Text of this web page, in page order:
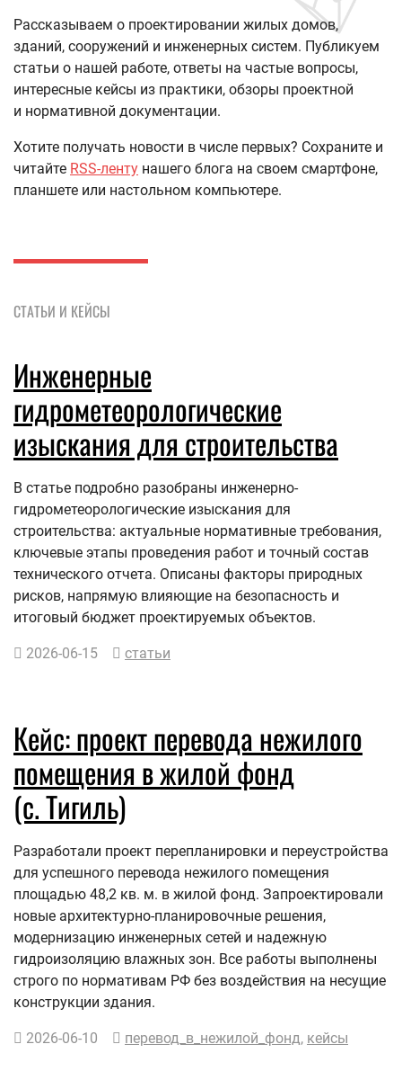
Рассказываем о проектировании жилых домов,
зданий, сооружений и инженерных систем. Публикуем
статьи о нашей работе, ответы на частые вопросы,
интересные кейсы из практики, обзоры проектной
и нормативной документации.
Хотите получать новости в числе первых? Сохраните и
читайте RSS-ленту нашего блога на своем смартфоне,
планшете или настольном компьютере.
СТАТЬИ И КЕЙСЫ
Инженерные
гидрометеорологические
изыскания для строительства
В статье подробно разобраны инженерно-
гидрометеорологические изыскания для
строительства: актуальные нормативные требования,
ключевые этапы проведения работ и точный состав
технического отчета. Описаны факторы природных
рисков, напрямую влияющие на безопасность и
итоговый бюджет проектируемых объектов.
2026-06-15 статьи
Кейс: проект перевода нежилого
помещения в жилой фонд
(с. Тигиль)
Разработали проект перепланировки и переустройства
для успешного перевода нежилого помещения
площадью 48,2 кв. м. в жилой фонд. Запроектировали
новые архитектурно-планировочные решения,
модернизацию инженерных сетей и надежную
гидроизоляцию влажных зон. Все работы выполнены
строго по нормативам РФ без воздействия на несущие
конструкции здания.
2026-06-10 перевод_в_нежилой_фонд, кейсы